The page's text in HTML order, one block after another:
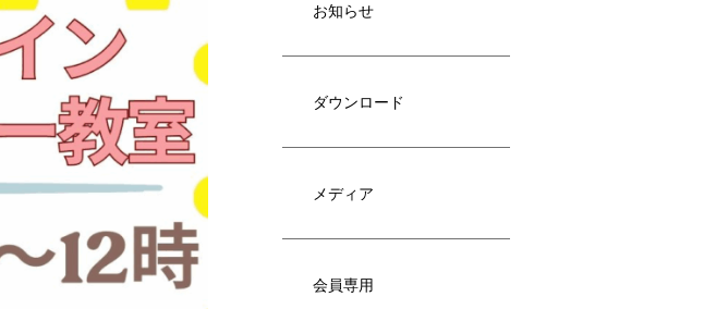
お知らせ
ダウンロード
メディア
会員専用